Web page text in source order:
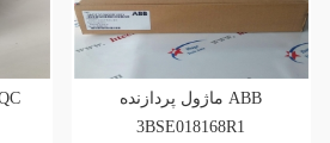
ماژول پردازنده ABB
3BSE018168R1